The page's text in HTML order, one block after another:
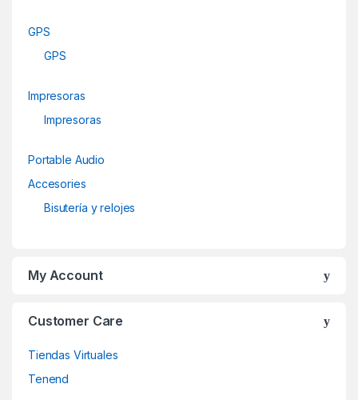
GPS
GPS
Impresoras
Impresoras
Portable Audio
Accesories
Bisutería y relojes
My Account
Customer Care
Tiendas Virtuales
Tenend